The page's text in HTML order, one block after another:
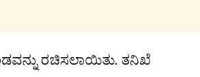
ರಚಿಸಲಾಯಿತು. ತನಿಖೆ